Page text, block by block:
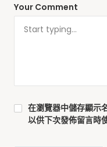
Your Comment
在瀏覽器中儲存顯示
以供下次發佈留言時